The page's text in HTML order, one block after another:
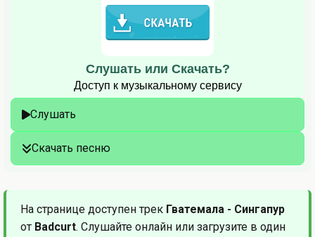
Слушать или Скачать?
Доступ к музыкальному сервису
Слушать
Скачать песню
На странице доступен трек Гватемала - Сингапур
от Badcurt. Слушайте онлайн или загрузите в один